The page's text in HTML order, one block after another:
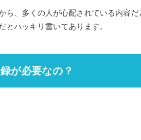
ら、多くの人が心配されている内容
とハッキリ書いてあります。
が必要なの？